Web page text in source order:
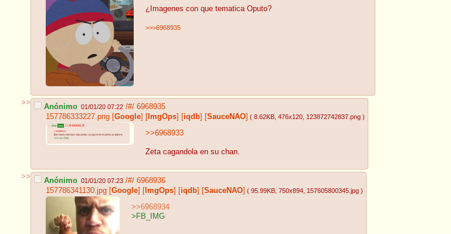
¿Imagenes con que tematica Oputo?
>>>6968935
>> Anónimo 01/01/20 07:22 /#/ 6968935
157786333227.png [Google] [ ImgOps] [iqdb] [SauceNAO] ( 8.62KB , 476x120 , 123872742837.png )
>>6968933
Zeta cagandola en su chan.
>> Anónimo 01/01/20 07:23 /#/ 6968936
157786341130.jpg [Google] [ ImgOps] [iqdb] [SauceNAO] ( 95.99KB , 750x894 , 157605800345.jpg )
>>6968934
>FB_IMG